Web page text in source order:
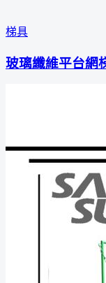
梯具
玻璃纖維平台網